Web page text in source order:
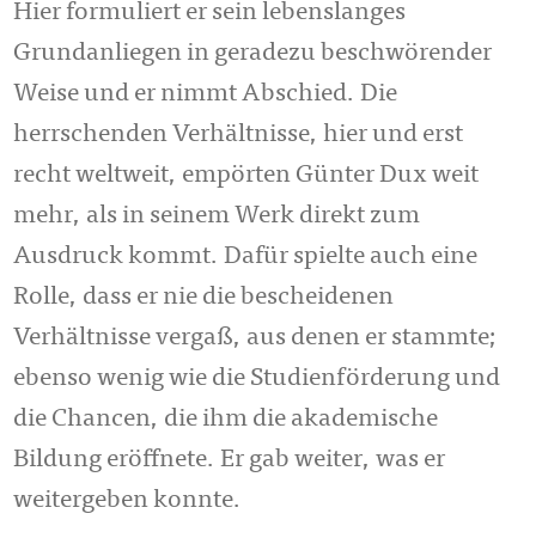
Hier formuliert er sein lebenslanges
Grundanliegen in geradezu beschwörender
Weise und er nimmt Abschied. Die
herrschenden Verhältnisse, hier und erst
recht weltweit, empörten Günter Dux weit
mehr, als in seinem Werk direkt zum
Ausdruck kommt. Dafür spielte auch eine
Rolle, dass er nie die bescheidenen
Verhältnisse vergaß, aus denen er stammte;
ebenso wenig wie die Studienförderung und
die Chancen, die ihm die akademische
Bildung eröffnete. Er gab weiter, was er
weitergeben konnte.